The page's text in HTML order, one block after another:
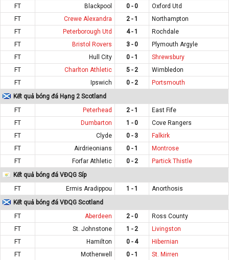
FT
Blackpool 0 - 0
Oxford Utd
FT
Crewe Alexandra 2 - 1
Northampton
FT
Peterborough Utd 4 - 1
Rochdale
FT
Bristol Rovers 3 - 0
Plymouth Argyle
FT
Hull City 0 - 1
Shrewsbury
FT
Charlton Athletic 5 - 2
Wimbledon
FT
Ipswich 0 - 2
Portsmouth
Kết quả bóng đá Hạng 2 Scotland
FT
Peterhead 2 - 1
East Fife
FT
Dumbarton 1 - 0
Cove Rangers
FT
Clyde 0 - 3
Falkirk
FT
Airdrieonians 0 - 1
Montrose
FT
Forfar Athletic 0 - 2
Partick Thistle
Kết quả bóng đá VĐQG Síp
FT
Ermis Aradippou 1 - 1
Anorthosis
Kết quả bóng đá VĐQG Scotland
FT
Aberdeen 2 - 0
Ross County
FT
St. Johnstone 1 - 2
Livingston
FT
Hamilton 0 - 4
Hibernian
FT
Motherwell 0 - 1
St. Mirren